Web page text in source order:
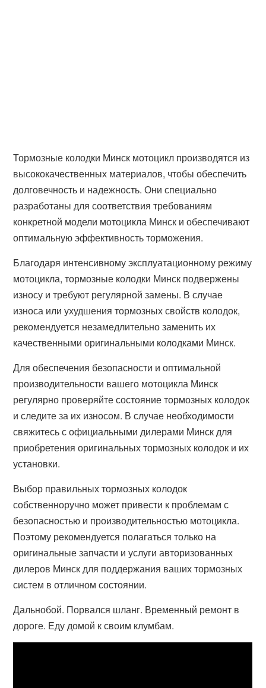
Тормозные колодки Минск мотоцикл производятся из
высококачественных материалов, чтобы обеспечить
долговечность и надежность. Они специально
разработаны для соответствия требованиям
конкретной модели мотоцикла Минск и обеспечивают
оптимальную эффективность торможения.
Благодаря интенсивному эксплуатационному режиму
мотоцикла, тормозные колодки Минск подвержены
износу и требуют регулярной замены. В случае
износа или ухудшения тормозных свойств колодок,
рекомендуется незамедлительно заменить их
качественными оригинальными колодками Минск.
Для обеспечения безопасности и оптимальной
производительности вашего мотоцикла Минск
регулярно проверяйте состояние тормозных колодок
и следите за их износом. В случае необходимости
свяжитесь с официальными дилерами Минск для
приобретения оригинальных тормозных колодок и их
установки.
Выбор правильных тормозных колодок
собственноручно может привести к проблемам с
безопасностью и производительностью мотоцикла.
Поэтому рекомендуется полагаться только на
оригинальные запчасти и услуги авторизованных
дилеров Минск для поддержания ваших тормозных
систем в отличном состоянии.
Дальнобой. Порвался шланг. Временный ремонт в
дороге. Еду домой к своим клумбам.